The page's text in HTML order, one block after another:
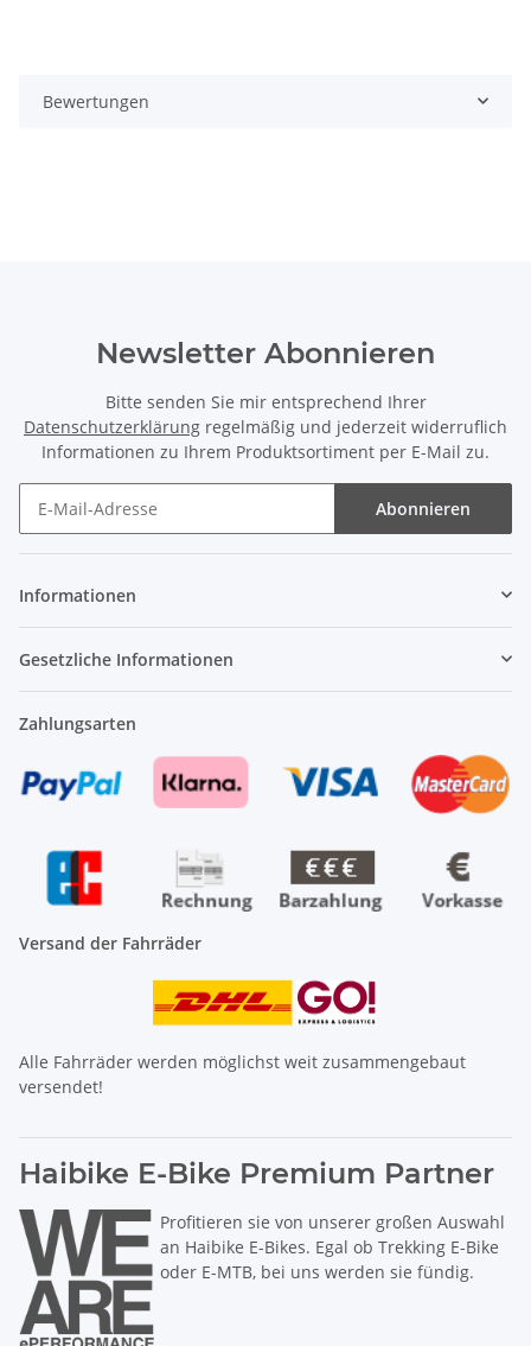
Bewertungen
Newsletter Abonnieren
Bitte senden Sie mir entsprechend Ihrer
Datenschutzerklärung regelmäßig und jederzeit widerruflich
Informationen zu Ihrem Produktsortiment per E-Mail zu.
Abonnieren
Informationen
Gesetzliche Informationen
Zahlungsarten
Versand der Fahrräder
Alle Fahrräder werden möglichst weit zusammengebaut
versendet!
Haibike E-Bike Premium Partner
Profitieren sie von unserer großen Auswahl
an Haibike E-Bikes. Egal ob Trekking E-Bike
oder E-MTB, bei uns werden sie fündig.